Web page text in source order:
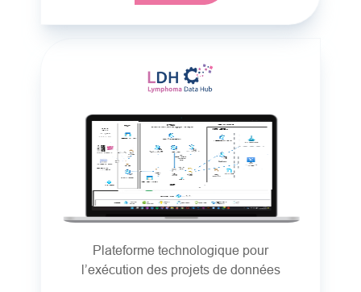
Plateforme technologique pour
l’exécution des projets de données